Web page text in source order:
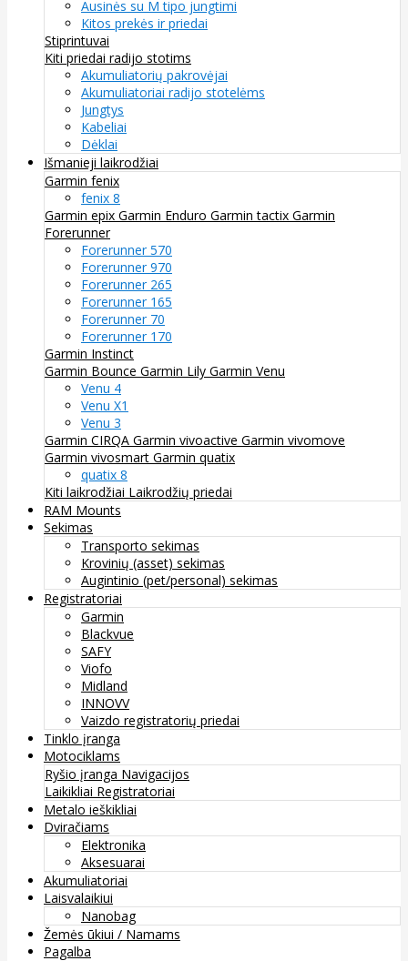
Ausinės su M tipo jungtimi
Kitos prekės ir priedai
Stiprintuvai
Kiti priedai radijo stotims
Akumuliatorių pakrovėjai
Akumuliatoriai radijo stotelėms
Jungtys
Kabeliai
Dėklai
Išmanieji laikrodžiai
Garmin fenix
fenix 8
Garmin epix Garmin Enduro Garmin tactix Garmin
Forerunner
Forerunner 570
Forerunner 970
Forerunner 265
Forerunner 165
Forerunner 70
Forerunner 170
Garmin Instinct
Garmin Bounce Garmin Lily Garmin Venu
Venu 4
Venu X1
Venu 3
Garmin CIRQA Garmin vivoactive Garmin vivomove
Garmin vivosmart Garmin quatix
quatix 8
Kiti laikrodžiai Laikrodžių priedai
RAM Mounts
Sekimas
Transporto sekimas
Krovinių (asset) sekimas
Augintinio (pet/personal) sekimas
Registratoriai
Garmin
Blackvue
SAFY
Viofo
Midland
INNOVV
Vaizdo registratorių priedai
Tinklo įranga
Motociklams
Ryšio įranga Navigacijos
Laikikliai Registratoriai
Metalo ieškikliai
Dviračiams
Elektronika
Aksesuarai
Akumuliatoriai
Laisvalaikiui
Nanobag
Žemės ūkiui / Namams
Pagalba